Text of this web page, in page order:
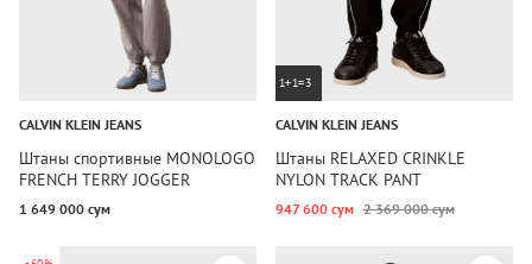
CALVIN KLEIN JEANS
Штаны спортивные MONOLOGO
FRENCH TERRY JOGGER
1 649 000 сум
1+1=3
CALVIN KLEIN JEANS
Штаны RELAXED CRINKLE
NYLON TRACK PANT
947 600 сум 2 369 000 сум